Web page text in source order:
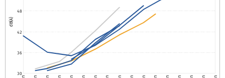
30
36
42
48
dB(A)